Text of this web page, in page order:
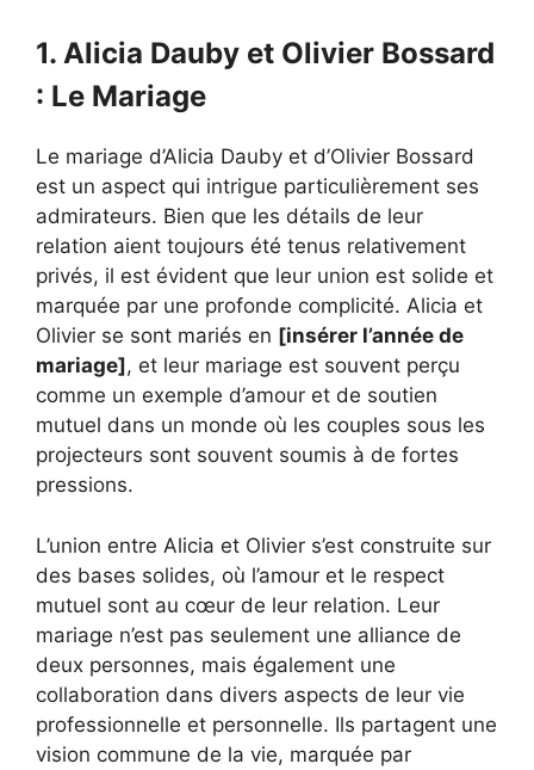
1. Alicia Dauby et Olivier Bossard
: Le Mariage
Le mariage d’Alicia Dauby et d’Olivier Bossard
est un aspect qui intrigue particulièrement ses
admirateurs. Bien que les détails de leur
relation aient toujours été tenus relativement
privés, il est évident que leur union est solide et
marquée par une profonde complicité. Alicia et
Olivier se sont mariés en [insérer l’année de
mariage], et leur mariage est souvent perçu
comme un exemple d’amour et de soutien
mutuel dans un monde où les couples sous les
projecteurs sont souvent soumis à de fortes
pressions.
L’union entre Alicia et Olivier s’est construite sur
des bases solides, où l’amour et le respect
mutuel sont au cœur de leur relation. Leur
mariage n’est pas seulement une alliance de
deux personnes, mais également une
collaboration dans divers aspects de leur vie
professionnelle et personnelle. Ils partagent une
vision commune de la vie, marquée par